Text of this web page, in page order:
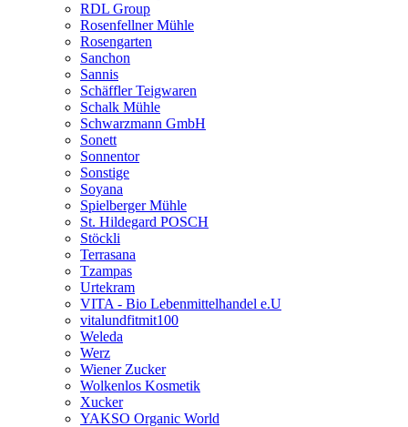
RDL Group
Rosenfellner Mühle
Rosengarten
Sanchon
Sannis
Schäffler Teigwaren
Schalk Mühle
Schwarzmann GmbH
Sonett
Sonnentor
Sonstige
Soyana
Spielberger Mühle
St. Hildegard POSCH
Stöckli
Terrasana
Tzampas
Urtekram
VITA - Bio Lebenmittelhandel e.U
vitalundfitmit100
Weleda
Werz
Wiener Zucker
Wolkenlos Kosmetik
Xucker
YAKSO Organic World